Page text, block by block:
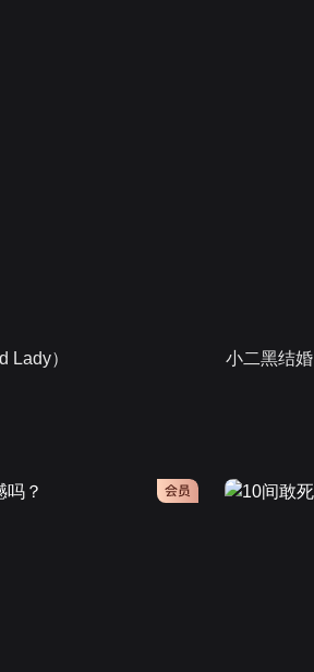
Lady） 小二黑结婚
会员